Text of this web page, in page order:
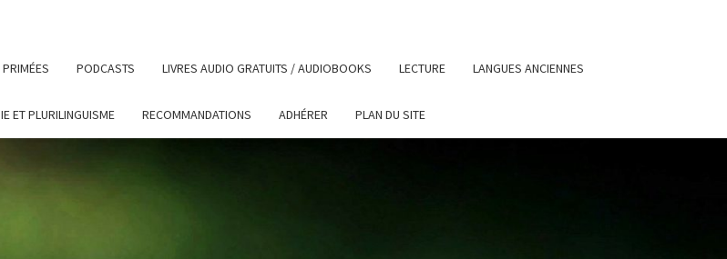
PODCASTS LIVRES AUDIO GRATUITS / AUDIOBOOKS LECTURE LANGUES ANCIENNES
ET PLURILINGUISME RECOMMANDATIONS ADHÉRER PLAN DU SITE